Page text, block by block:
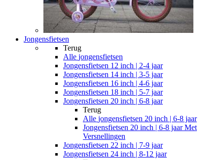
Jongensfietsen
Terug
Alle jongensfietsen
Jongensfietsen 12 inch | 2-4 jaar
Jongensfietsen 14 inch | 3-5 jaar
Jongensfietsen 16 inch | 4-6 jaar
Jongensfietsen 18 inch | 5-7 jaar
Jongensfietsen 20 inch | 6-8 jaar
Terug
Alle jongensfietsen 20 inch | 6-8 jaar
Jongensfietsen 20 inch | 6-8 jaar Met
Versnellingen
Jongensfietsen 22 inch | 7-9 jaar
Jongensfietsen 24 inch | 8-12 jaar